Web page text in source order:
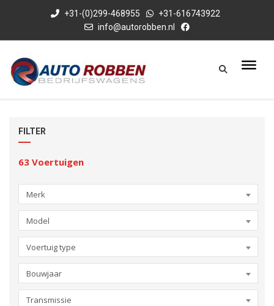
+31-(0)299-468955
+31-616743922
info@autorobben.nl
FILTER
63 Voertuigen
Merk
Model
Voertuig type
Bouwjaar
Transmissie